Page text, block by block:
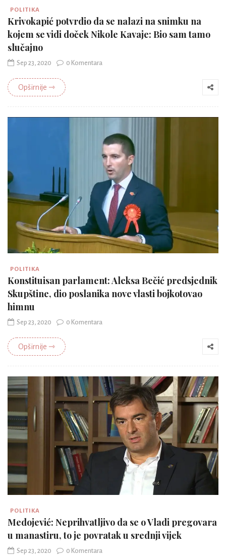
POLITIKA
Krivokapić potvrdio da se nalazi na snimku na
kojem se vidi doček Nikole Kavaje: Bio sam tamo
slučajno
Sep 23, 2020 0 Komentara
Opširnije ⇾
POLITIKA
Konstituisan parlament: Aleksa Bečić predsjednik
Skupštine, dio poslanika nove vlasti bojkotovao
himnu
Sep 23, 2020 0 Komentara
Opširnije ⇾
POLITIKA
Medojević: Neprihvatljivo da se o Vladi pregovara
u manastiru, to je povratak u srednji vijek
Sep 23, 2020 0 Komentara